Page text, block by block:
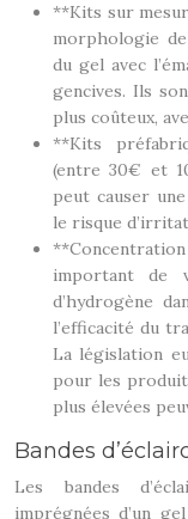
**Kits sur
morphologie
du gel avec
gencives. Ils
plus coûteux,
**Kits
(entre 30€ et
peut causer
le risque
important de
d’hydrogène
l’efficacité du
La législation
pour les
plus élevées
Bandes
Les bandes
imprégnées d’un